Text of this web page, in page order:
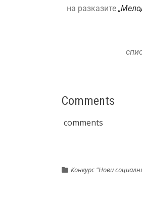
на разказите
Comments
comments
Конкурс "Нови